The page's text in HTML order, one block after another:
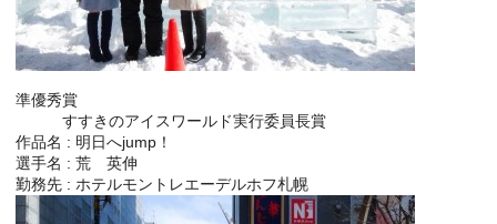
準優秀賞
すすきのアイスワールド実行委員長賞
作品名 : 明日へjump！
選手名 : 荒 英伸
勤務先 : ホテルモントレエーデルホフ札幌